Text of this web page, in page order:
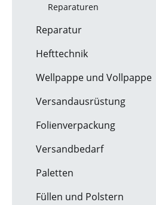
Reparaturen
Reparatur
Hefttechnik
Wellpappe und Vollpappe
Versandausrüstung
Folienverpackung
Versandbedarf
Paletten
Füllen und Polstern